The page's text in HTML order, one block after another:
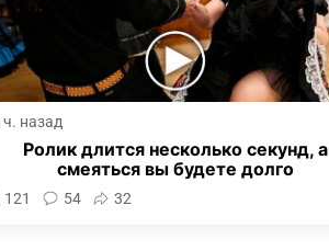
ч. назад
Ролик длится несколько секунд, а
смеяться вы будете долго
121 54 32